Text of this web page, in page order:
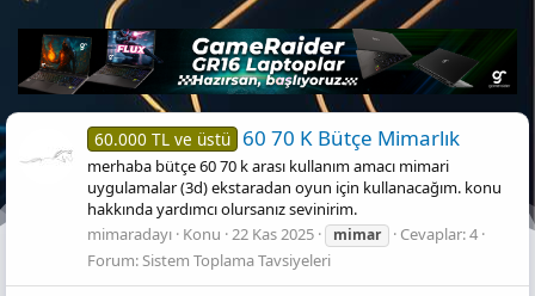
60.000 TL ve üstü 60 70 K Bütçe Mimarlık
merhaba bütçe 60 70 k arası kullanım amacı mimari
uygulamalar (3d) ekstaradan oyun için kullanacağım. konu
hakkında yardımcı olursanız sevinirim.
mimaradayı Konu 22 Kas 2025 mimar
Cevaplar: 4
Forum:Sistem Toplama Tavsiyeleri